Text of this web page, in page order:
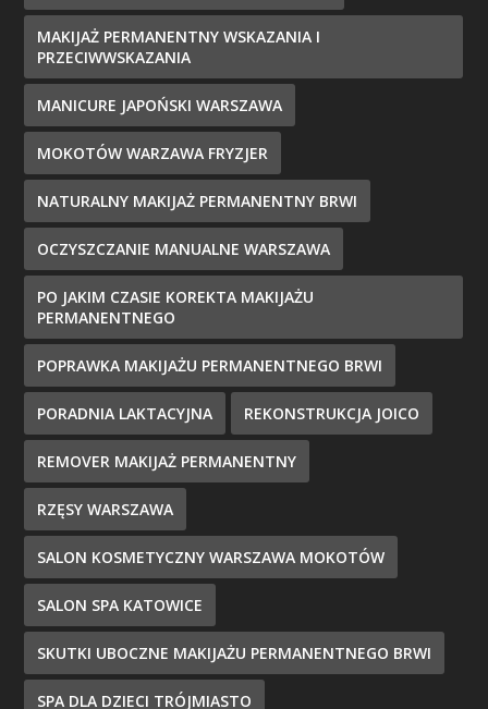
MAKIJAŻ PERMANENTNY WSKAZANIA I
PRZECIWWSKAZANIA
MANICURE JAPOŃSKI WARSZAWA
MOKOTÓW WARZAWA FRYZJER
NATURALNY MAKIJAŻ PERMANENTNY BRWI
OCZYSZCZANIE MANUALNE WARSZAWA
PO JAKIM CZASIE KOREKTA MAKIJAŻU
PERMANENTNEGO
POPRAWKA MAKIJAŻU PERMANENTNEGO BRWI
PORADNIA LAKTACYJNA REKONSTRUKCJA JOICO
REMOVER MAKIJAŻ PERMANENTNY
RZĘSY WARSZAWA
SALON KOSMETYCZNY WARSZAWA MOKOTÓW
SALON SPA KATOWICE
SKUTKI UBOCZNE MAKIJAŻU PERMANENTNEGO BRWI
SPA DLA DZIECI TRÓJMIASTO